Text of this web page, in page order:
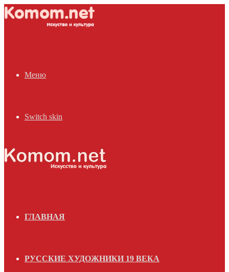
Меню
Switch skin
ГЛАВНАЯ
РУССКИЕ ХУДОЖНИКИ 19 ВЕКА